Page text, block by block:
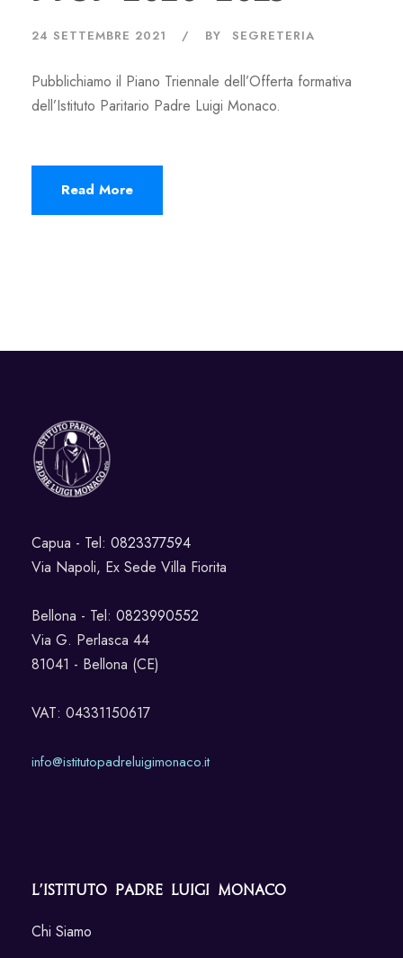
24 SETTEMBRE 2021 BY SEGRETERIA
Pubblichiamo il Piano Triennale dell’Offerta formativa
dell’Istituto Paritario Padre Luigi Monaco.
Read More
Capua - Tel: 0823377594
Via Napoli, Ex Sede Villa Fiorita
Bellona - Tel: 0823990552
Via G. Perlasca 44
81041 - Bellona (CE)
VAT: 04331150617
info@istitutopadreluigimonaco.it
L’Istituto Padre Luigi Monaco
Chi Siamo